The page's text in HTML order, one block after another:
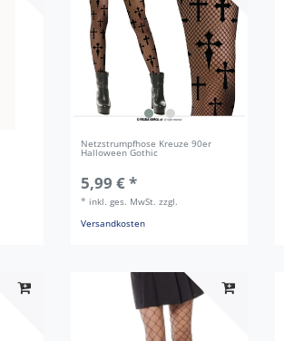
Netzstrumpfhose Kreuze 90er
Halloween Gothic
5,99 € *
* inkl. ges. MwSt. zzgl.
Versandkosten